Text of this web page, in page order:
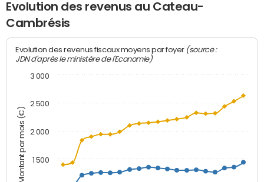
Evolution des revenus au Cateau-
Cambrésis
Montant par mois (€)
Evolution des revenus fiscaux moyens par foyer (source :
JDN d'après le ministère de l'Economie)
1 500
2 000
2 500
3 000